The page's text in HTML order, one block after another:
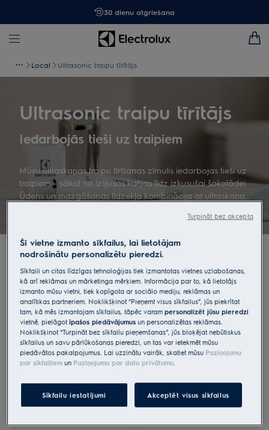
30 dienu atgriešana
Local Ultrasonic traipu tīrītājs
Ultrasonic traipu tīrītājs
Iedarbojās tieši uz traipiem
Mūsu ultraskaņas traipu tīrīšanas zīmulis iedarbojas tieši uz
traipiem – sākot no izlijušas kafijas līdz izkusušai šokolādei.
Ūdens un mazgāšanas līdzekļa kombinācija ar ultraskaņas
apģērba visefektīvāko izmazgāšanu mazgāšanas ciklu
Šī vietne izmanto sīkfailus, lai lietotājam
nodrošinātu personalizētu pieredzi.
Sīkfaili un citas līdzīgas tehnoloģijas tiek izmantotas vietnes uzlabošanas,
kā arī reklāmas un mārketinga mērķiem. Informācija par to, kā lietotājs
izmanto mūsu vietni, tiek kopīgota ar sociālo mediju, reklāmas un
analītikas partneriem. Noklikšķinot “Pieņemt visus sīkfailus”, jūs piekrītat
tam, kā mēs izmantojam sīkfailus, tāpēc varampersonalizēt jūsu pieredzi
vietnē, pielāgotīpašos piedāvājumus un personalizētas reklāmas.
Noklikšķinot “Turpināt bez sīkfailu pieņemšanas”, jūs bloķējat nebūtiskus
sīkfailus un savu pārlūkošanas pieredzi, un tas var ietekmēt mūsu
piedāvātos pakalpojumus. Lai uzzinātu vairāk, skatiet mūsu Paziņojumu
par sīkfailiem un Paziņojumu par datu privātumu
Sīkfailu iestatījumi Akceptēt visus sīkfailus
Turpināt bez akcepta